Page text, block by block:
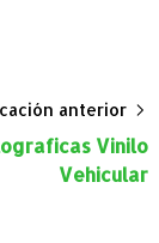
anterior
Vinilo
Vehicular